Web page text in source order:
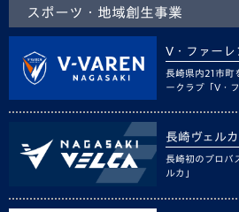
スポーツ・地域創生事業
V・ファーレ
長崎県内21市町
ークラブ「V・
長崎ヴェルカ
長崎初のプロバ
ルカ」